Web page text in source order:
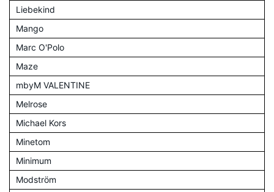
Liebekind
Mango
Marc O'Polo
Maze
mbyM VALENTINE
Melrose
Michael Kors
Minetom
Minimum
Modström